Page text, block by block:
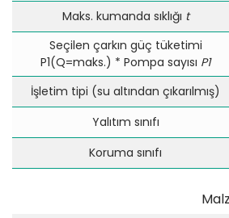
Maks. kumanda sıklığı t
Seçilen çarkın güç tüketimi
P1(Q=maks.) * Pompa sayısı P1
İşletim tipi (su altından çıkarılmış)
Yalıtım sınıfı
Koruma sınıfı